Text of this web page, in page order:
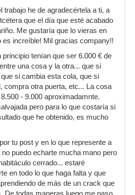
trabajo he de agradecértela a ti, a
que el día que esté acabado
Me gustaría que lo vieras en
es increíble! Mil gracias company!!
principio tenían que ser 6.000 € de
una cosa y la otra... que si
si cambia esta cola, que si
compra otra puerta, etc... La cosa
- 9.000 aproximadamnte.
pero para lo que costaría si
que he obtenido, es mucho
tu post y en lo que represente a
puedo echarte mucha mano pero
cerrado... estaré
en todo lo que haga falta y que
de más de un crack que